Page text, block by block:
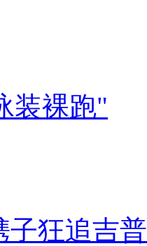
装裸跑"
子狂追吉